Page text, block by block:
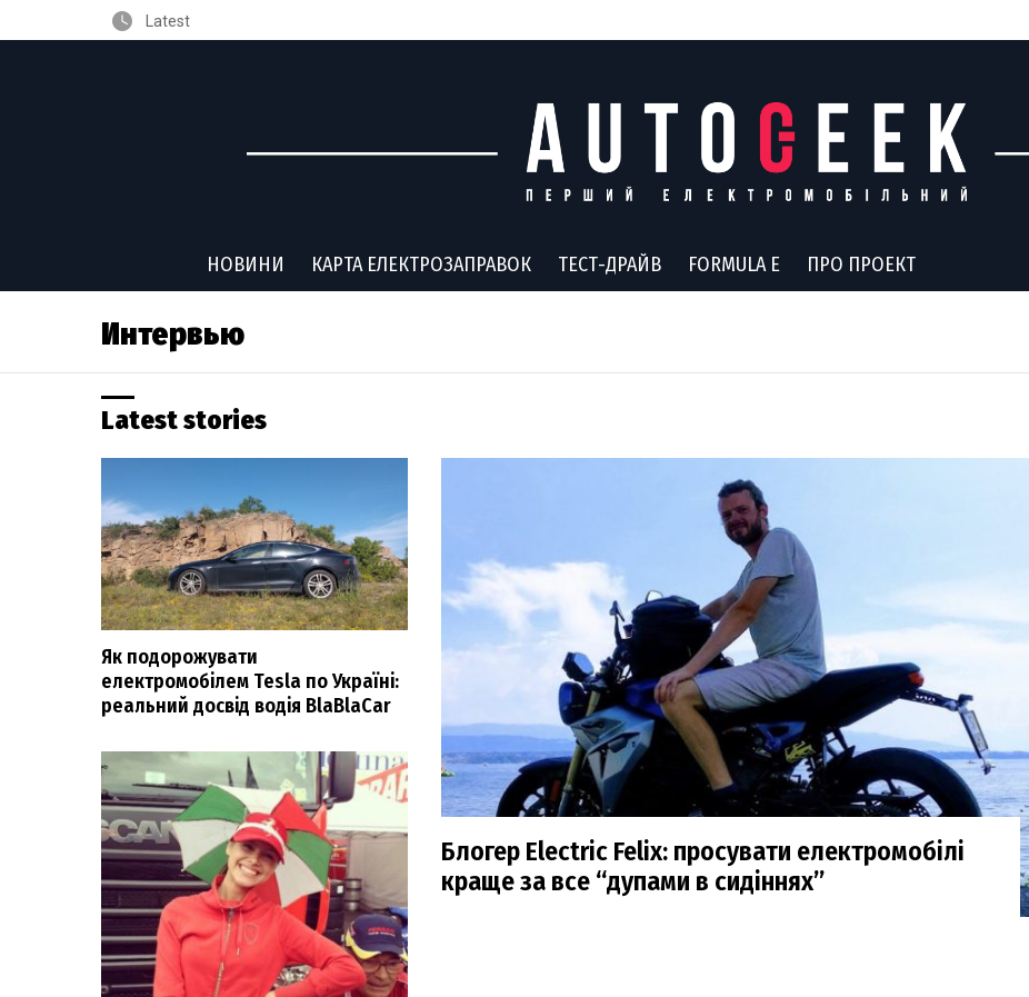
Latest
НОВИНИ КАРТА ЕЛЕКТРОЗАПРАВОК ТЕСТ-ДРАЙВ FORMULA E ПРО ПРОЕКТ
Интервью
Latest stories
Блогер Electric Felix: просувати електромобілі
краще за все “дупами в сидіннях”
Як подорожувати
електромобілем Tesla по Україні:
реальний досвід водія BlaBlaCar